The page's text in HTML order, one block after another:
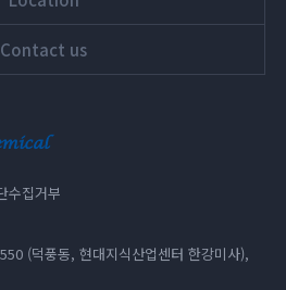
Contact us
수집거부
(덕풍동, 현대지식산업센터 한강미사),